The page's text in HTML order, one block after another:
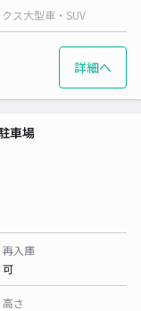
ス大型車・SUV
詳細へ
車場
再入庫
可
高さ